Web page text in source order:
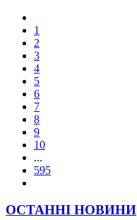
1
2
3
4
5
6
7
8
9
10
...
595
ОСТАННІ НОВИНИ